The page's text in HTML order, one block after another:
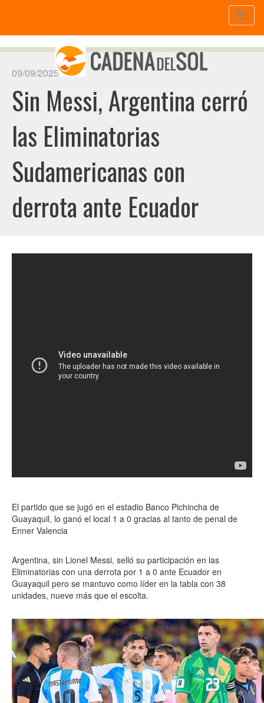
09/09/2025
Sin Messi, Argentina cerró
las Eliminatorias
Sudamericanas con
derrota ante Ecuador
El partido que se jugó en el estadio Banco Pichincha de
Guayaquil, lo ganó el local 1 a 0 gracias al tanto de penal de
Enner Valencia
Argentina, sin Lionel Messi, selló su participación en las
Eliminatorias con una derrota por 1 a 0 ante Ecuador en
Guayaquil pero se mantuvo como líder en la tabla con 38
unidades, nueve más que el escolta.